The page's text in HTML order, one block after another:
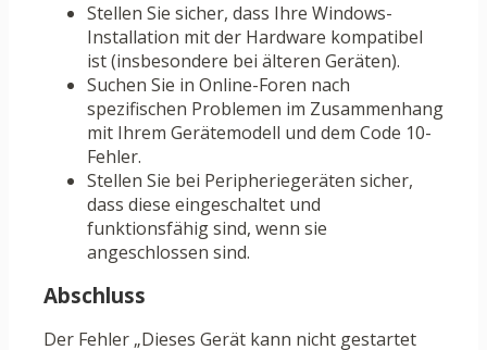
Stellen Sie sicher, dass Ihre Windows-
Installation mit der Hardware kompatibel
ist (insbesondere bei älteren Geräten).
Suchen Sie in Online-Foren nach
spezifischen Problemen im Zusammenhang
mit Ihrem Gerätemodell und dem Code 10-
Fehler.
Stellen Sie bei Peripheriegeräten sicher,
dass diese eingeschaltet und
funktionsfähig sind, wenn sie
angeschlossen sind.
Abschluss
Der Fehler „Dieses Gerät kann nicht gestartet